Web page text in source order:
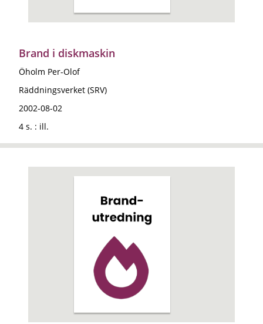
Brand i diskmaskin
Öholm Per-Olof
Räddningsverket (SRV)
2002-08-02
4 s. : ill.